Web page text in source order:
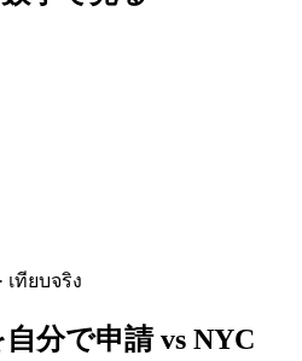
เทียบจริง
分で申請 vs NYC